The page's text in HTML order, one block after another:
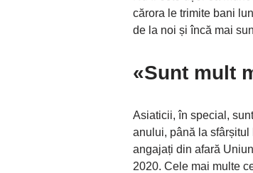
cărora le trimite bani
de la noi și încă mai
«Sunt mult
Asiaticii, în special,
anului, până la
angajați din afară
2020. Cele mai multe